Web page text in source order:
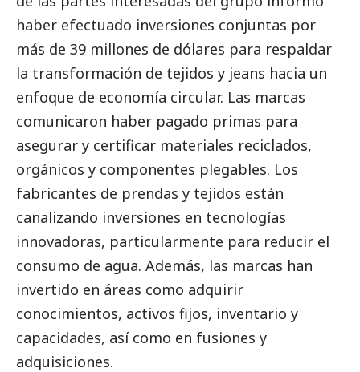
haber efectuado inversiones conjuntas por
más de 39 millones de dólares para respaldar
la transformación de tejidos y jeans hacia un
enfoque de economía circular. Las marcas
comunicaron haber pagado primas para
asegurar y certificar materiales reciclados,
orgánicos y componentes plegables. Los
fabricantes de prendas y tejidos están
canalizando inversiones en tecnologías
innovadoras, particularmente para reducir el
consumo de agua. Además, las marcas han
invertido en áreas como adquirir
conocimientos, activos fijos, inventario y
capacidades, así como en fusiones y
adquisiciones.